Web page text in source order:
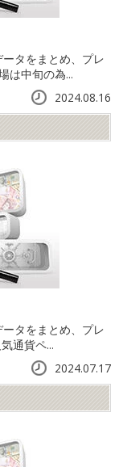
タをまとめ、プレ
は中旬の為...
2024.08.16
タをまとめ、プレ
通貨ペ...
2024.07.17